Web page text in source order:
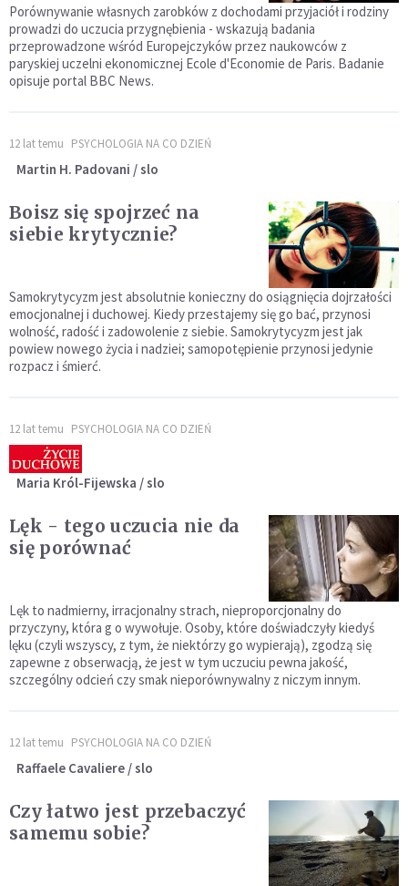
Porównywanie własnych zarobków z dochodami przyjaciół i rodziny
prowadzi do uczucia przygnębienia - wskazują badania
przeprowadzone wśród Europejczyków przez naukowców z
paryskiej uczelni ekonomicznej Ecole d'Economie de Paris. Badanie
opisuje portal BBC News.
12 lat temu PSYCHOLOGIA NA CO DZIEŃ
Martin H. Padovani / slo
Boisz się spojrzeć na
siebie krytycznie?
Samokrytycyzm jest absolutnie konieczny do osiągnięcia dojrzałości
emocjonalnej i duchowej. Kiedy przestajemy się go bać, przynosi
wolność, radość i zadowolenie z siebie. Samokrytycyzm jest jak
powiew nowego życia i nadziei; samopotępienie przynosi jedynie
rozpacz i śmierć.
12 lat temu PSYCHOLOGIA NA CO DZIEŃ
Maria Król-Fijewska / slo
Lęk - tego uczucia nie da
się porównać
Lęk to nadmierny, irracjonalny strach, nieproporcjonalny do
przyczyny, która g o wywołuje. Osoby, które doświadczyły kiedyś
lęku (czyli wszyscy, z tym, że niektórzy go wypierają), zgodzą się
zapewne z obserwacją, że jest w tym uczuciu pewna jakość,
szczególny odcień czy smak nieporównywalny z niczym innym.
12 lat temu PSYCHOLOGIA NA CO DZIEŃ
Raffaele Cavaliere / slo
Czy łatwo jest przebaczyć
samemu sobie?